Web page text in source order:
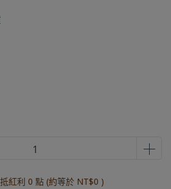
紅利 0 點 (約等於 NT$0 )